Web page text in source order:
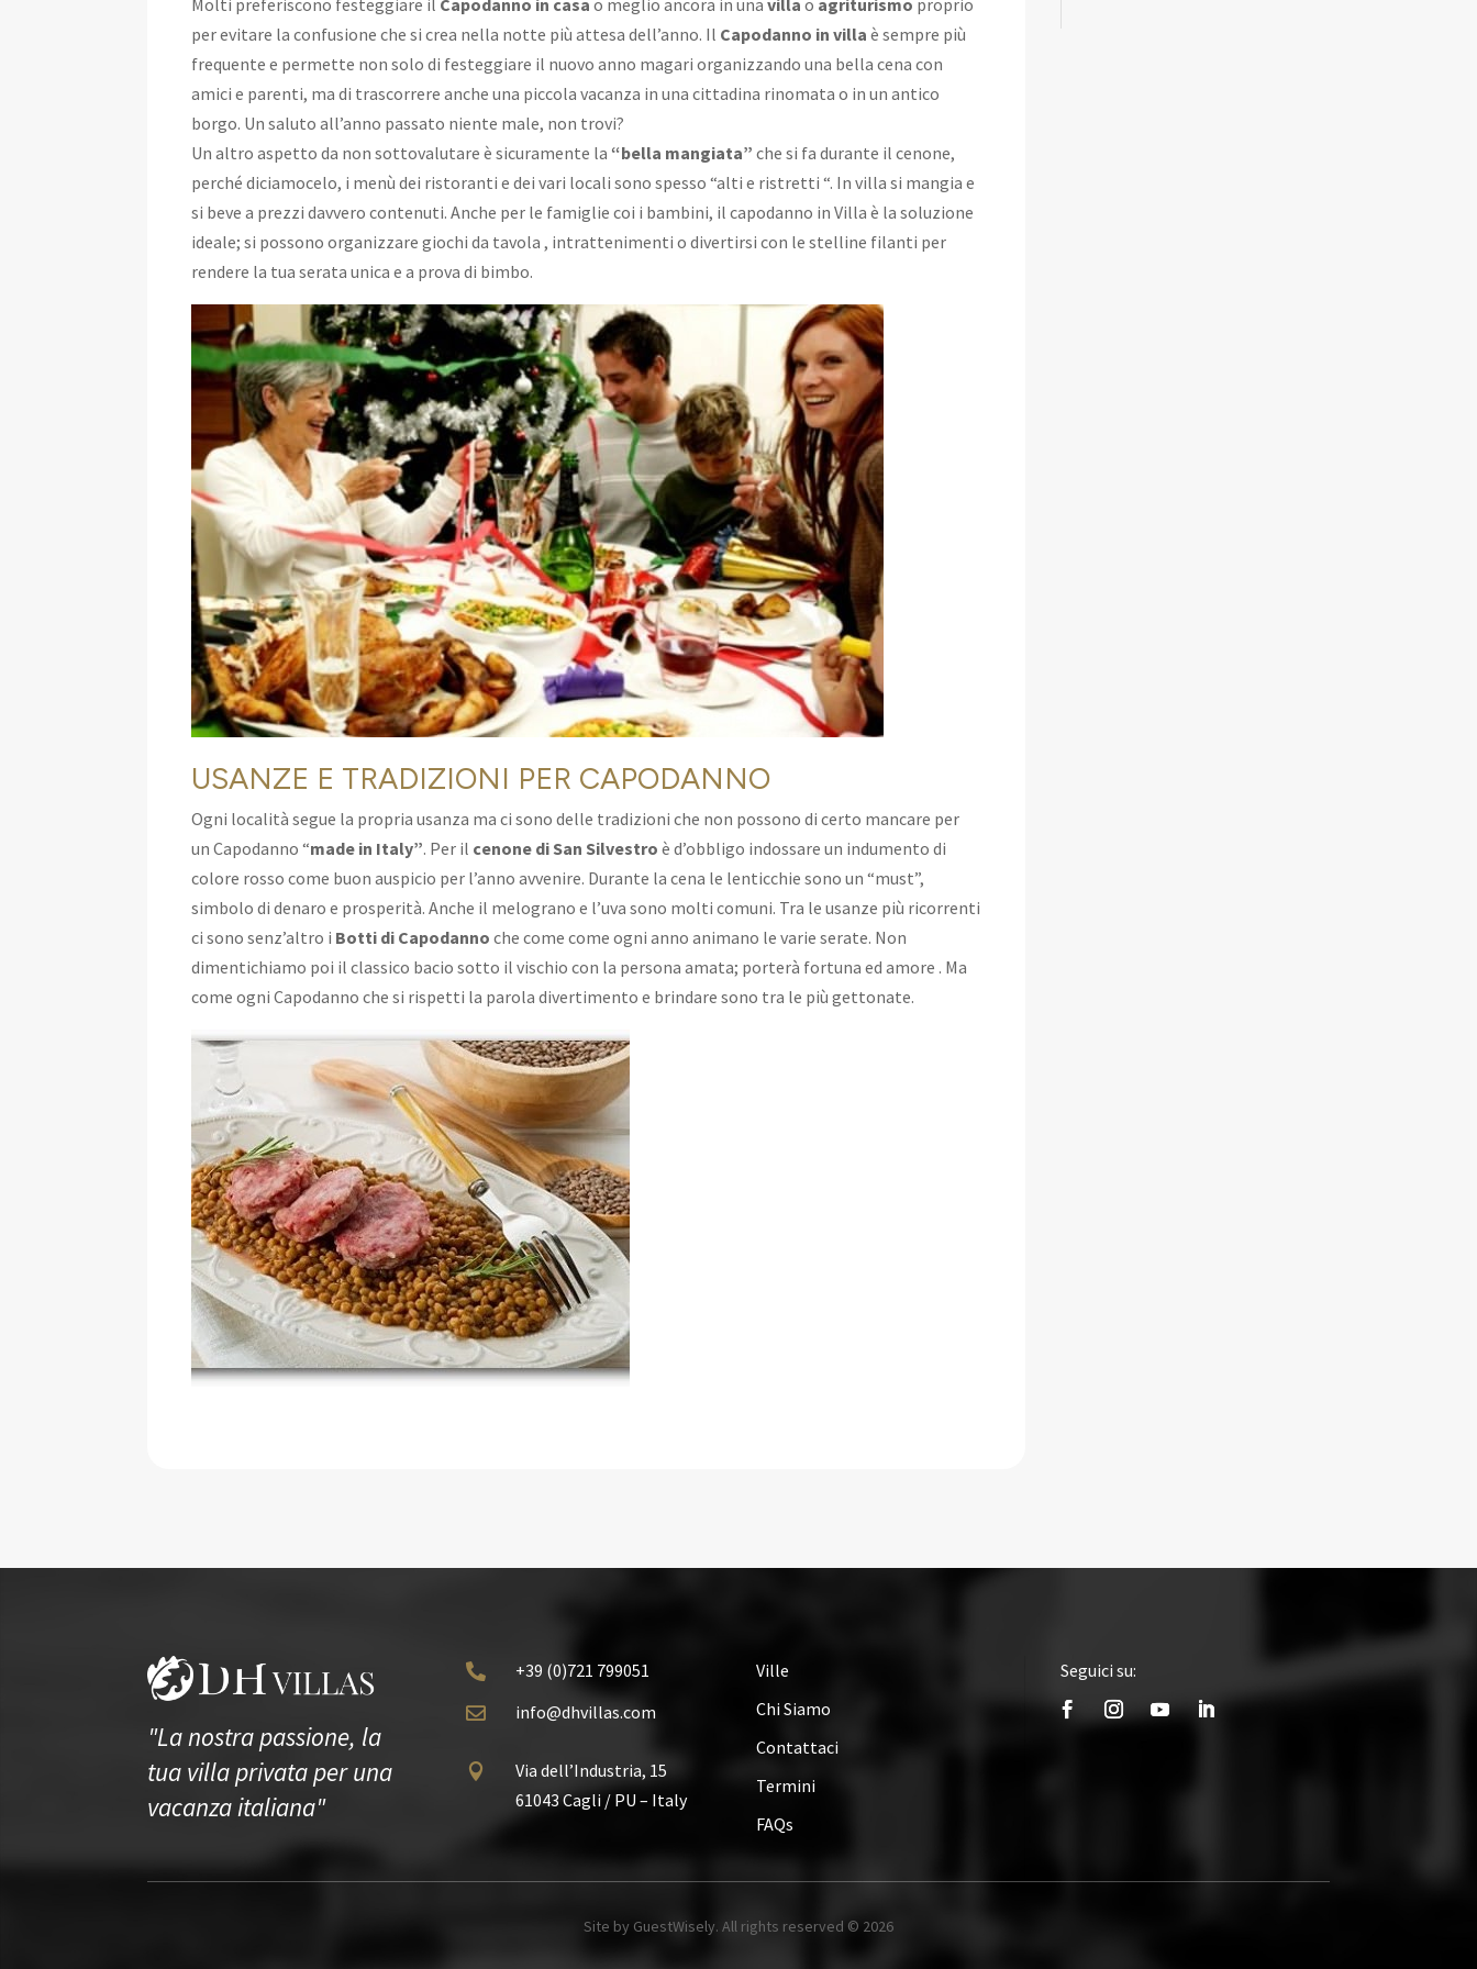
per evitare la confusione che si crea nella notte più attesa dell’anno. Il Capodanno in villa è sempre più
frequente e permette non solo di festeggiare il nuovo anno magari organizzando una bella cena con
amici e parenti, ma di trascorrere anche una piccola vacanza in una cittadina rinomata o in un antico
borgo. Un saluto all’anno passato niente male, non trovi?
Un altro aspetto da non sottovalutare è sicuramente la “bella mangiata” che si fa durante il cenone,
perché diciamocelo, i menù dei ristoranti e dei vari locali sono spesso “alti e ristretti “. In villa si mangia e
si beve a prezzi davvero contenuti. Anche per le famiglie coi i bambini, il capodanno in Villa è la soluzione
ideale; si possono organizzare giochi da tavola , intrattenimenti o divertirsi con le stelline filanti per
rendere la tua serata unica e a prova di bimbo.
USANZE E TRADIZIONI PER CAPODANNO
Ogni località segue la propria usanza ma ci sono delle tradizioni che non possono di certo mancare per
un Capodanno “made in Italy”. Per il cenone di San Silvestro è d’obbligo indossare un indumento di
colore rosso come buon auspicio per l’anno avvenire. Durante la cena le lenticchie sono un “must”,
simbolo di denaro e prosperità. Anche il melograno e l’uva sono molti comuni. Tra le usanze più ricorrenti
ci sono senz’altro i Botti di Capodanno che come come ogni anno animano le varie serate. Non
dimentichiamo poi il classico bacio sotto il vischio con la persona amata; porterà fortuna ed amore . Ma
come ogni Capodanno che si rispetti la parola divertimento e brindare sono tra le più gettonate.
"La nostra passione, la
tua villa privata per una
vacanza italiana"
 +39 (0)721 799051
 info@dhvillas.com

Via dell’Industria, 15
61043 Cagli / PU – Italy
Ville
Chi Siamo
Contattaci
Termini
FAQs
Seguici su:
Site by GuestWisely. All rights reserved © 2026